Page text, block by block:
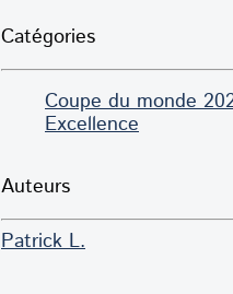
Catégories
Coupe du monde
Excellence
Auteurs
Patrick L.